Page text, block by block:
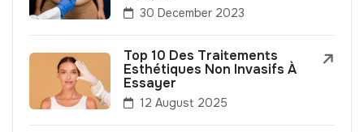
30 December 2023
Top 10 Des Traitements
Esthétiques Non Invasifs À
Essayer
12 August 2025